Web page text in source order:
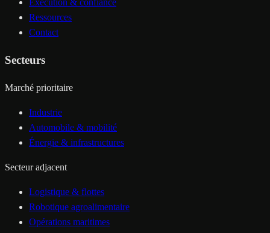
Exécution & confiance
Ressources
Contact
Secteurs
Marché prioritaire
Industrie
Automobile & mobilité
Énergie & infrastructures
Secteur adjacent
Logistique & flottes
Robotique agroalimentaire
Opérations maritimes